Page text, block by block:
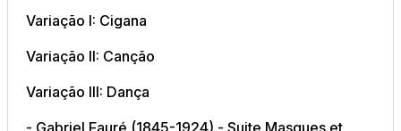
Variação I: Cigana
Variação II: Canção
Variação III: Dança
- Gabriel Fauré (1845-1924) - Suite Masques et